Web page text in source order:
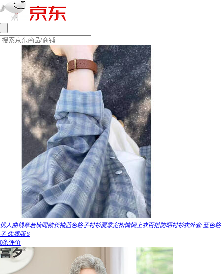
优人曲线章若楠同款长袖蓝色格子衬衫夏季宽松慵懒上衣百搭防晒衬衫衣外套 蓝色格
子 优质版 S
0条评价